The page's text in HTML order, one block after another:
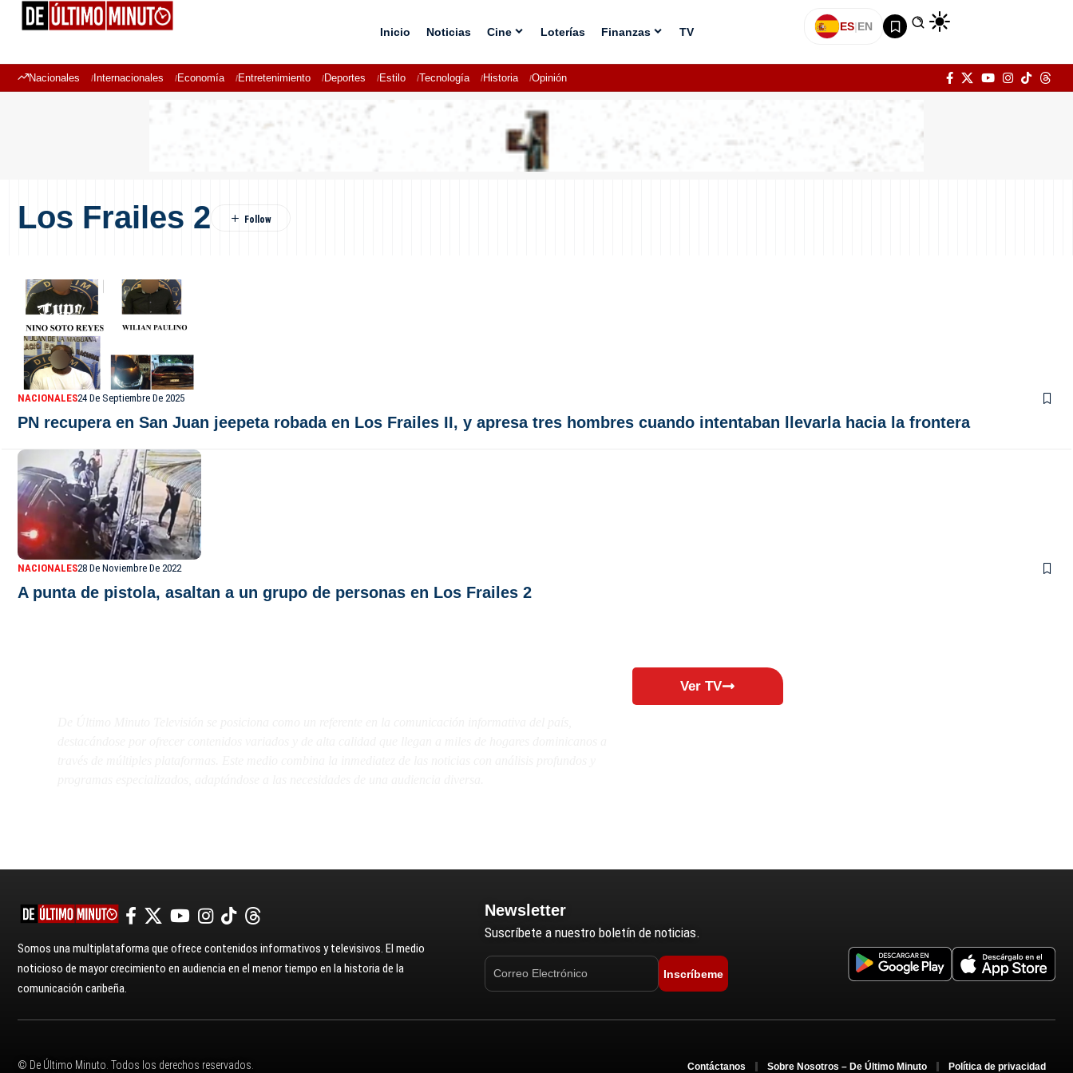
Inicio Noticias Cine Loterías Finanzas TV ES|EN
Nacionales Internacionales Economía Entretenimiento Deportes Estilo Tecnología Historia Opinión
Los Frailes 2
NACIONALES24 De Septiembre De 2025
PN recupera en San Juan jeepeta robada en Los Frailes II, y apresa tres hombres cuando intentaban llevarla hacia la frontera
NACIONALES28 De Noviembre De 2022
A punta de pistola, asaltan a un grupo de personas en Los Frailes 2
Ver TV
Somos una multiplataforma que ofrece contenidos informativos y televisivos. El medio
noticioso de mayor crecimiento en audiencia en el menor tiempo en la historia de la
comunicación caribeña.
Newsletter
Suscríbete a nuestro boletín de noticias.
Inscríbeme
© De Último Minuto. Todos los derechos reservados. Contáctanos Sobre Nosotros – De Último Minuto Política de privacidad